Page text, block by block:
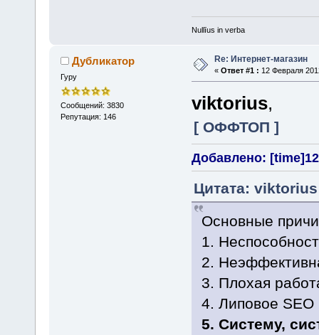
Nullīus in verba
Дубликатор
Гуру
Сообщений: 3830
Репутация: 146
Re: Интернет-магазин
« Ответ #1 : 12 Февраля
viktorius,
[ ОФФТОП ]
Добавлено:
Цитата:
Основные
1.
2.
3. Плохая
4. Липовое
5. Систему,